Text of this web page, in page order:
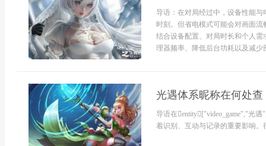
导语：在对局经过中，设备性能
时刻。但省电模式可能会对画面
结合设备配置、对局时长和个人
理器频率、降低后台功耗以及减
光遇体系昵称在何处查
导语在entity["video_game","光遇
着识别、互动与记录的重要影响